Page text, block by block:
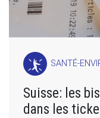
SANTÉ-
Suisse: les
dans les